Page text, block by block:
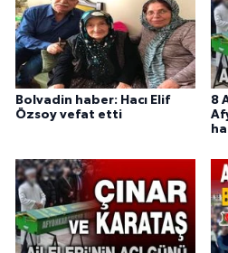
Bolvadin haber: Hacı Elif
Özsoy vefat etti
8